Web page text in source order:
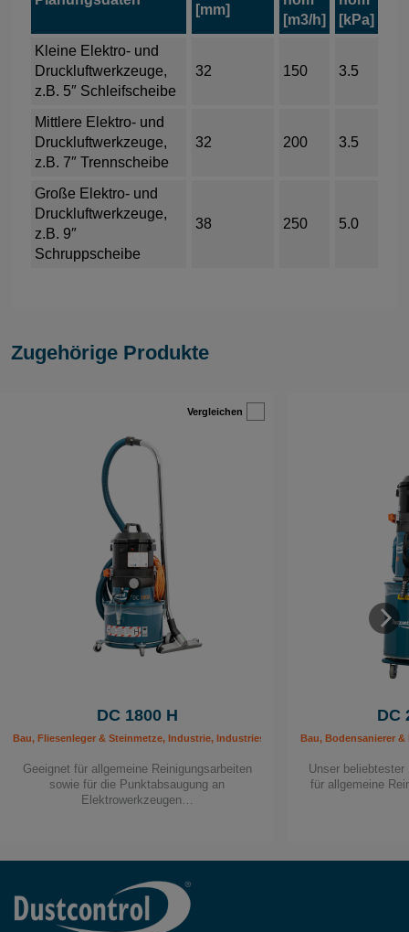
[mm]
[m3/h]
[kPa]
Kleine Elektro- und
Druckluftwerkzeuge,
z.B. 5″ Schleifscheibe
32 150 3.5
Mittlere Elektro- und
Druckluftwerkzeuge,
z.B. 7″ Trennscheibe
32 200 3.5
Große Elektro- und
Druckluftwerkzeuge,
z.B. 9″
Schruppscheibe
38 250 5.0
Zugehörige Produkte
Vergleichen
DC 1800 H
Bau, Fliesenleger & Steinmetze, Industrie, Industriesauger 230 V, Maler &
Geeignet für allgemeine Reinigungsarbeiten
sowie für die Punktabsaugung an
Elektrowerkzeugen…
DC
Bau, Bodensanierer
Unser
für allgemeine